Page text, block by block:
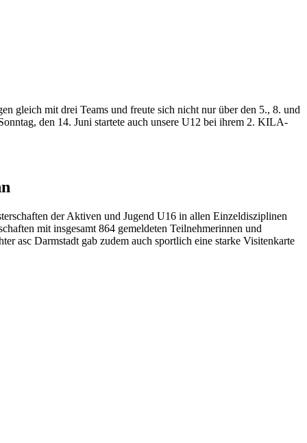
gleich mit drei Teams und freute sich nicht nur über den 5., 8. und
den 14. Juni startete auch unsere U12 bei ihrem 2. KILA-
der Aktiven und Jugend U16 in allen Einzeldisziplinen
mit insgesamt 864 gemeldeten Teilnehmerinnen und
asc Darmstadt gab zudem auch sportlich eine starke Visitenkarte